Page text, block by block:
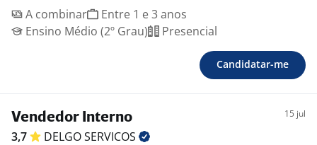
A combinar
Entre 1 e 3 anos
Ensino Médio (2º Grau)
Presencial
Candidatar-me
Vendedor Interno 15 jul
3,7 DELGOSERVICOS